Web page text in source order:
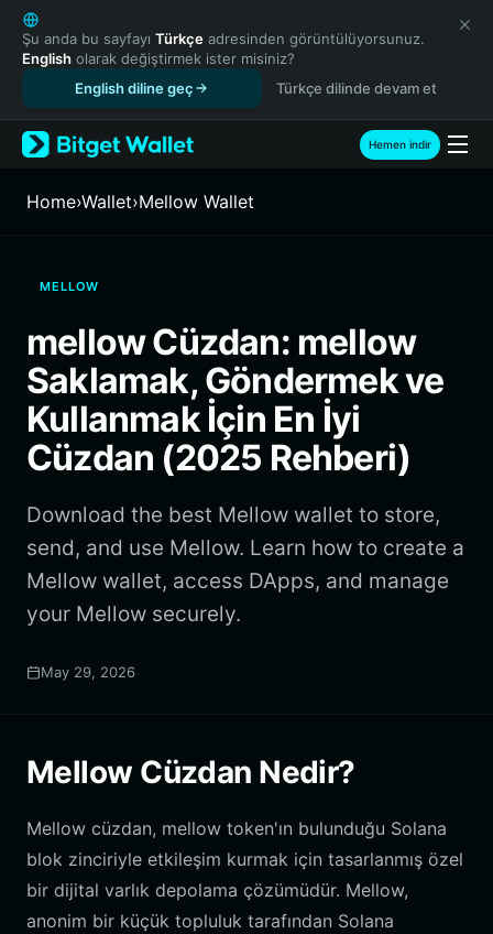
English
日本語
Tiếng Việt
Español (Latinoamérica)
Türkçe
Français
繁體中文
Bahasa Indonesia
ภาษาไทย
हिन्दी
Español
Português (Brasil)
Şu anda bu sayfayı Türkçe adresinden görüntülüyorsunuz.
English olarak değiştirmek ister misiniz?
English diline geç
Türkçe dilinde devam et
Hemen indir
Home›Wallet›Mellow Wallet
MELLOW
mellow Cüzdan: mellow
Saklamak, Göndermek ve
Kullanmak İçin En İyi
Cüzdan (2025 Rehberi)
Download the best Mellow wallet to store,
send, and use Mellow. Learn how to create a
Mellow wallet, access DApps, and manage
your Mellow securely.
May 29, 2026
Mellow Cüzdan Nedir?
Mellow cüzdan, mellow token'ın bulunduğu Solana
blok zinciriyle etkileşim kurmak için tasarlanmış özel
bir dijital varlık depolama çözümüdür. Mellow,
anonim bir küçük topluluk tarafından Solana